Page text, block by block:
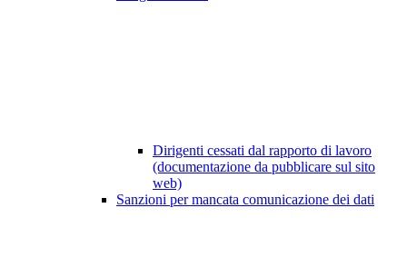
Dirigenti cessati dal rapporto di lavoro
(documentazione da pubblicare sul sito
web)
Sanzioni per mancata comunicazione dei dati